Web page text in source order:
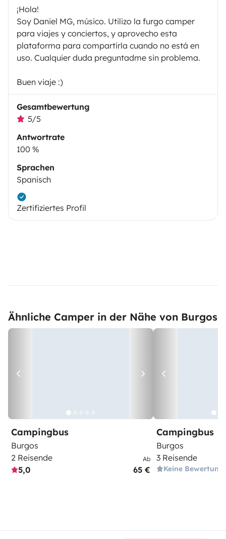
¡Hola!
Soy Daniel MG, músico. Utilizo la furgo camper
para viajes y conciertos, y aprovecho esta
plataforma para compartirla cuando no está en
uso. Cualquier duda preguntadme sin problema.
Buen viaje :)
Gesamtbewertung
5/5
Antwortrate
100 %
Sprachen
Spanisch
Zertifiziertes Profil
Ähnliche Camper in der Nähe von Burgos
Campingbus
Burgos
2 Reisende
5,0
Ab
65 €
Campingbus
Burgos
3 Reisende
Keine Bewertung